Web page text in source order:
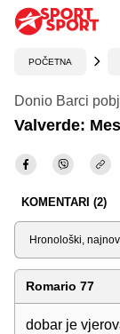
POČETNA
Donio Barci
Valverde:
KOMENTARI (2)
Sortiraj
Romario 77
dobar je